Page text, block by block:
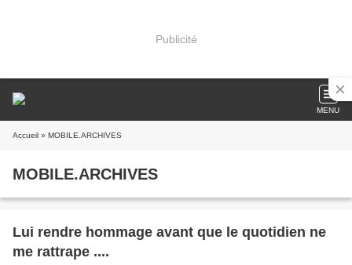
Publicité
MENU
Accueil » MOBILE.ARCHIVES
MOBILE.ARCHIVES
Lui rendre hommage avant que le quotidien ne
me rattrape ....